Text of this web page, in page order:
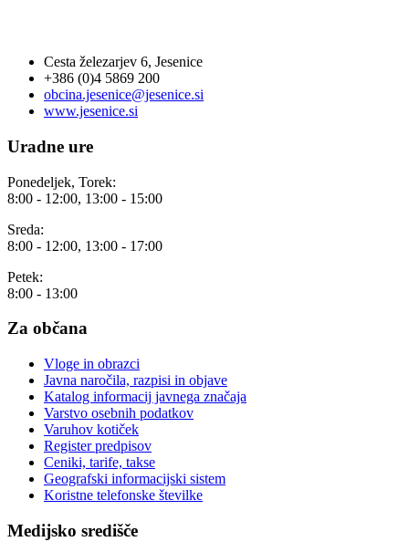
Cesta železarjev 6, Jesenice
+386 (0)4 5869 200
obcina.jesenice@jesenice.si
www.jesenice.si
Uradne ure
Ponedeljek, Torek:
8:00 - 12:00, 13:00 - 15:00
Sreda:
8:00 - 12:00, 13:00 - 17:00
Petek:
8:00 - 13:00
Za občana
Vloge in obrazci
Javna naročila, razpisi in objave
Katalog informacij javnega značaja
Varstvo osebnih podatkov
Varuhov kotiček
Register predpisov
Ceniki, tarife, takse
Geografski informacijski sistem
Koristne telefonske številke
Medijsko središče